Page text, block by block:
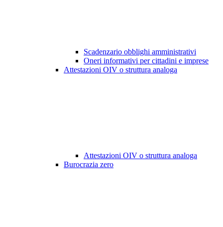
Scadenzario obblighi amministrativi
Oneri informativi per cittadini e imprese
Attestazioni OIV o struttura analoga
Attestazioni OIV o struttura analoga
Burocrazia zero